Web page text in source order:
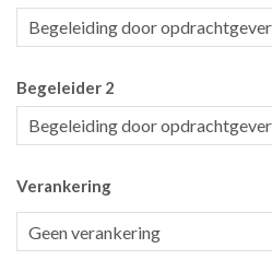
Begeleider 2
Verankering